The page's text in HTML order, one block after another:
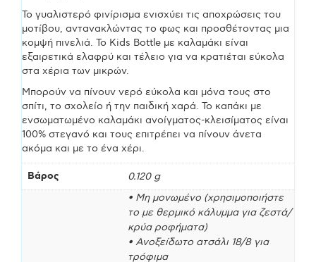
Το γυαλιστερό φινίρισμα ενισχύει τις αποχρώσεις του
μοτίβου, αντανακλώντας το φως και προσθέτοντας μια
κομψή πινελιά. Το Kids Bottle με καλαμάκι είναι
εξαιρετικά ελαφρύ και τέλειο για να κρατιέται εύκολα
στα χέρια των μικρών.
Μπορούν να πίνουν νερό εύκολα και μόνα τους στο
σπίτι, το σχολείο ή την παιδική χαρά. Το καπάκι με
ενσωματωμένο καλαμάκι ανοίγματος-κλεισίματος είναι
100% στεγανό και τους επιτρέπει να πίνουν άνετα
ακόμα και με το ένα χέρι.
Βάρος
0.120 g
• Μη μονωμένο (χρησιμοποιήστε
το με θερμικό κάλυμμα για ζεστά/
κρύα ροφήματα)
• Ανοξείδωτο ατσάλι 18/8 για
τρόφιμα